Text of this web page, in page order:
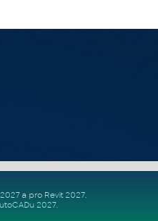
a pro Revit 2027.
2027.